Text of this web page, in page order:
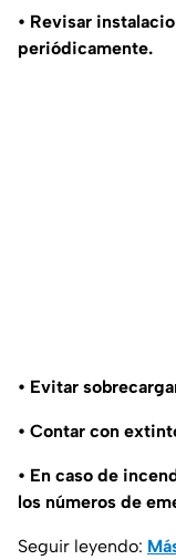
• Revisar
periódicamente.
• Evitar
• Contar con
• En caso de
los números de
Seguir leyendo: